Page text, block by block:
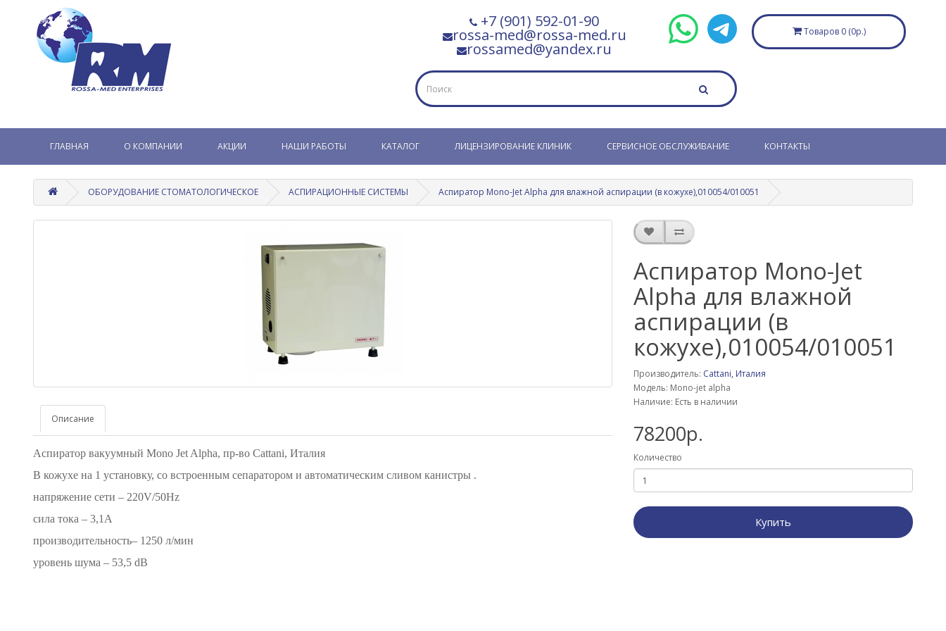
+7 (901) 592-01-90
rossa-med@rossa-med.ru
rossamed@yandex.ru
Товаров 0 (0р.)
ГЛАВНАЯ О КОМПАНИИ АКЦИИ НАШИ РАБОТЫ КАТАЛОГ ЛИЦЕНЗИРОВАНИЕ КЛИНИК СЕРВИСНОЕ ОБСЛУЖИВАНИЕ КОНТАКТЫ
ОБОРУДОВАНИЕ СТОМАТОЛОГИЧЕСКОЕ АСПИРАЦИОННЫЕ СИСТЕМЫ Аспиратор Mono-Jet Alpha для влажной аспирации (в кожухе),010054/010051
Описание
Аспиратор вакуумный Mono Jet Alpha, пр-во Cattani, Италия
В кожухе на 1 установку, со встроенным сепаратором и автоматическим сливом канистры .
напряжение сети – 220V/50Hz
сила тока – 3,1A
производительность– 1250 л/мин
уровень шума – 53,5 dB
Аспиратор Mono-Jet
Alpha для влажной
аспирации (в
кожухе),010054/010051
Производитель: Cattani, Италия
Модель: Mono-jet alpha
Наличие: Есть в наличии
78200р.
Количество
Купить